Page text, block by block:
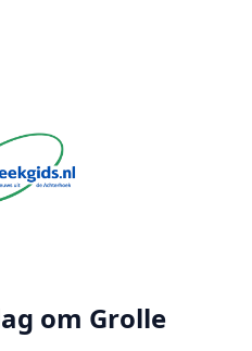
om Grolle